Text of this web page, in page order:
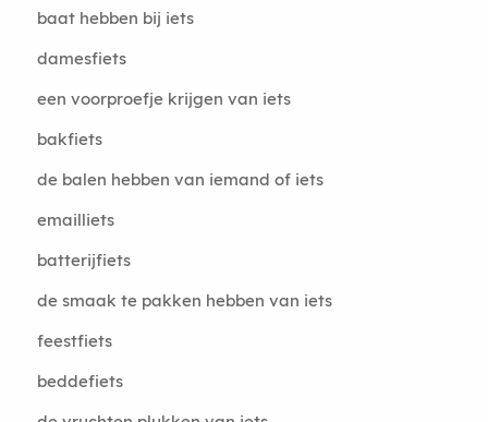
baat hebben bij iets
damesfiets
een voorproefje krijgen van iets
bakfiets
de balen hebben van iemand of iets
emailliets
batterijfiets
de smaak te pakken hebben van iets
feestfiets
beddefiets